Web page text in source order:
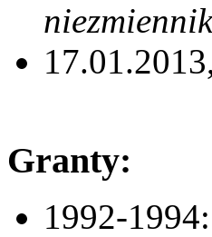
Granty:
1992-